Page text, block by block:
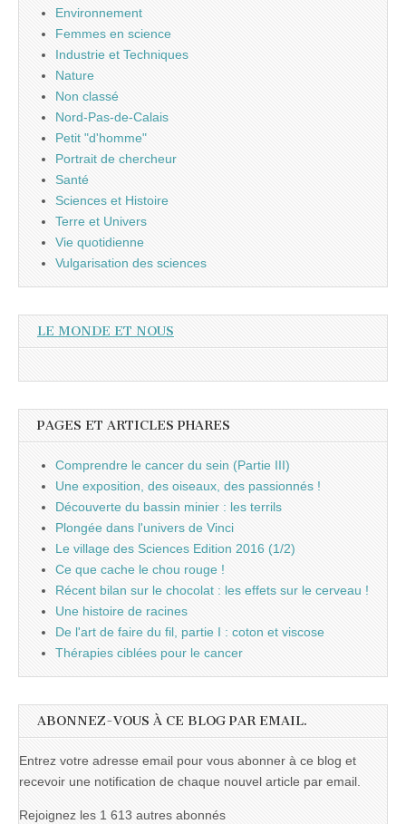
Environnement
Femmes en science
Industrie et Techniques
Nature
Non classé
Nord-Pas-de-Calais
Petit "d'homme"
Portrait de chercheur
Santé
Sciences et Histoire
Terre et Univers
Vie quotidienne
Vulgarisation des sciences
LE MONDE ET NOUS
PAGES ET ARTICLES PHARES
Comprendre le cancer du sein (Partie III)
Une exposition, des oiseaux, des passionnés !
Découverte du bassin minier : les terrils
Plongée dans l'univers de Vinci
Le village des Sciences Edition 2016 (1/2)
Ce que cache le chou rouge !
Récent bilan sur le chocolat : les effets sur le cerveau !
Une histoire de racines
De l'art de faire du fil, partie I : coton et viscose
Thérapies ciblées pour le cancer
ABONNEZ-VOUS À CE BLOG PAR EMAIL.
Entrez votre adresse email pour vous abonner à ce blog et
recevoir une notification de chaque nouvel article par email.
Rejoignez les 1 613 autres abonnés